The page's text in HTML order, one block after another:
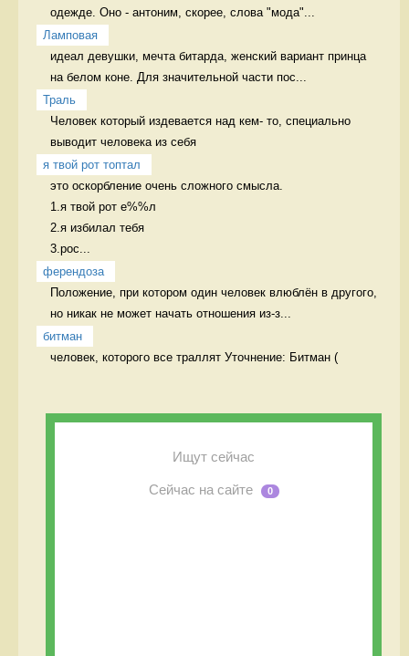
одежде. Оно - антоним, скорее, слова "мода"...
Ламповая
идеал девушки, мечта битарда, женский вариант принца
на белом коне. Для значительной части пос...
Траль
Человек который издевается над кем- то, специально
выводит человека из себя
я твой рот топтал
это оскорбление очень сложного смысла.
1.я твой рот е%%л
2.я избилал тебя
3.рос...
ферендоза
Положение, при котором один человек влюблён в другого,
но никак не может начать отношения из-з...
битман
человек, которого все траллят Уточнение: Битман (
Ищут сейчас
Сейчас на сайте 0